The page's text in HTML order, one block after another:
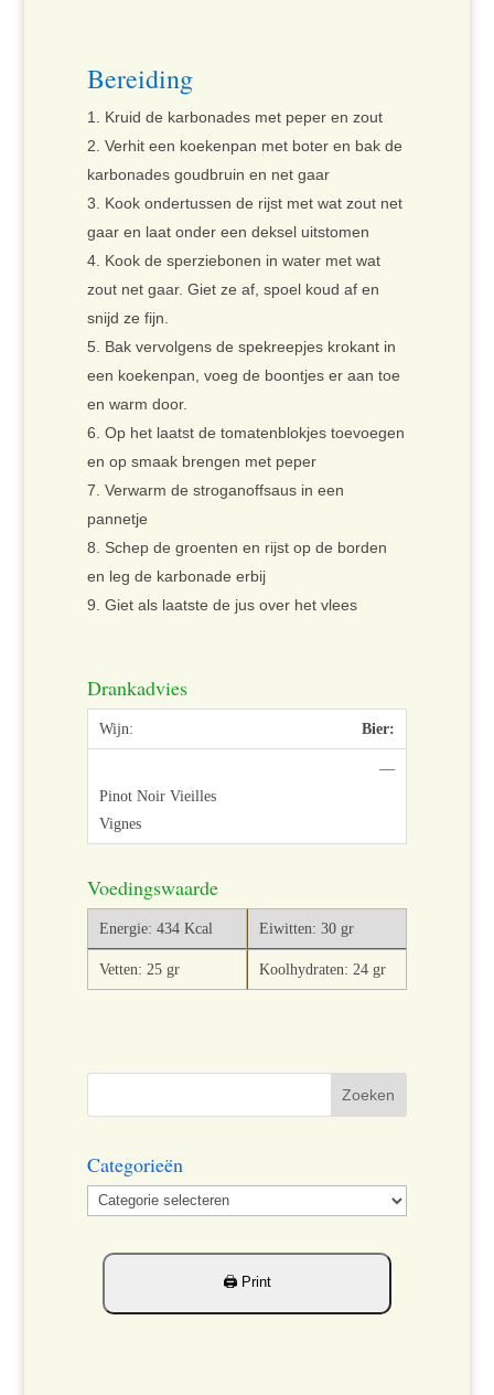
Bereiding
Kruid de karbonades met peper en zout
Verhit een koekenpan met boter en bak de
karbonades goudbruin en net gaar
Kook ondertussen de rijst met wat zout net
gaar en laat onder een deksel uitstomen
Kook de sperziebonen in water met wat
zout net gaar. Giet ze af, spoel koud af en
snijd ze fijn.
Bak vervolgens de spekreepjes krokant in
een koekenpan, voeg de boontjes er aan toe
en warm door.
Op het laatst de tomatenblokjes toevoegen
en op smaak brengen met peper
Verwarm de stroganoffsaus in een
pannetje
Schep de groenten en rijst op de borden
en leg de karbonade erbij
Giet als laatste de jus over het vlees
Drankadvies
Bier:
—
Voedingswaarde
Energie: 434 Kcal Eiwitten: 30 gr
Vetten: 25 gr Koolhydraten: 24 gr
Categorieën
Categorieën